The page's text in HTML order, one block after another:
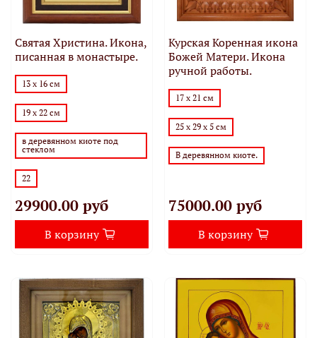
Святая Христина. Икона,
писанная в монастыре.
13 х 16 см
19 х 22 см
в деревянном киоте под
стеклом
22
29900.00 руб
В корзину
Курская Коренная икона
Божей Матери. Икона
ручной работы.
17 х 21 см
25 х 29 х 5 см
В деревянном киоте.
75000.00 руб
В корзину